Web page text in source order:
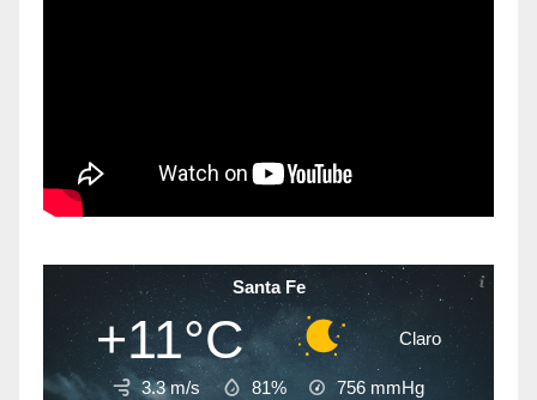
Santa Fe
+11°C Claro
3.3 m/s 81% 756 mmHg